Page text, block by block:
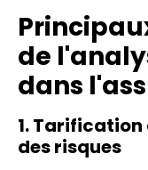
de
dans
1.
des risques